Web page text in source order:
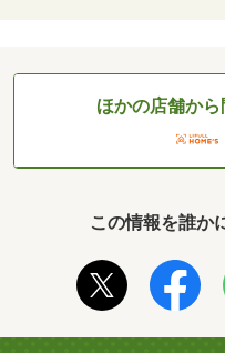
ほかの店舗から
この情報を誰か